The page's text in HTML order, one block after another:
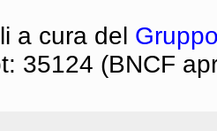
a cura del
35124 (BNCF